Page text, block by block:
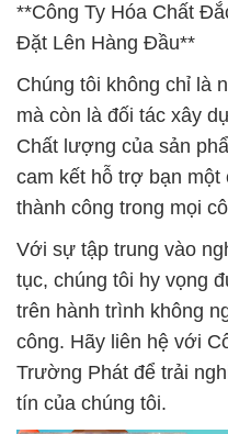
**Công Ty Hóa Chất
Đặt Lên Hàng Đầu**
Chúng tôi không chỉ là
mà còn là đối tác xây
Chất lượng của sản
cam kết hỗ trợ bạn
thành công trong mọi
Với sự tập trung vào
tục, chúng tôi hy vọng
trên hành trình không
công. Hãy liên hệ với
Trường Phát để trải
tín của chúng tôi.